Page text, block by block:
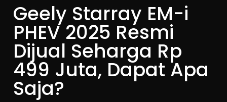
Geely Starray EM-i
PHEV 2025 Resmi
Dijual Seharga Rp
499 Juta, Dapat Apa
Saja?